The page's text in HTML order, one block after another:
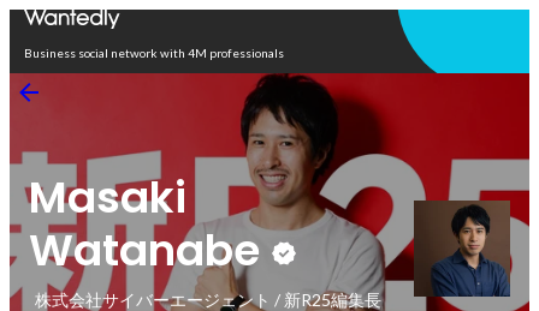
Business social network with 4M professionals
Masaki
Watanabe
株式会社サイバーエージェント / 新R25編集長